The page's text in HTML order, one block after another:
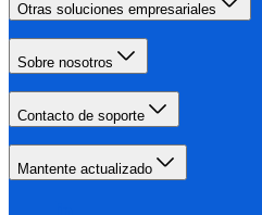
Otras soluciones empresariales
Sobre nosotros
Contacto de soporte
Mantente actualizado